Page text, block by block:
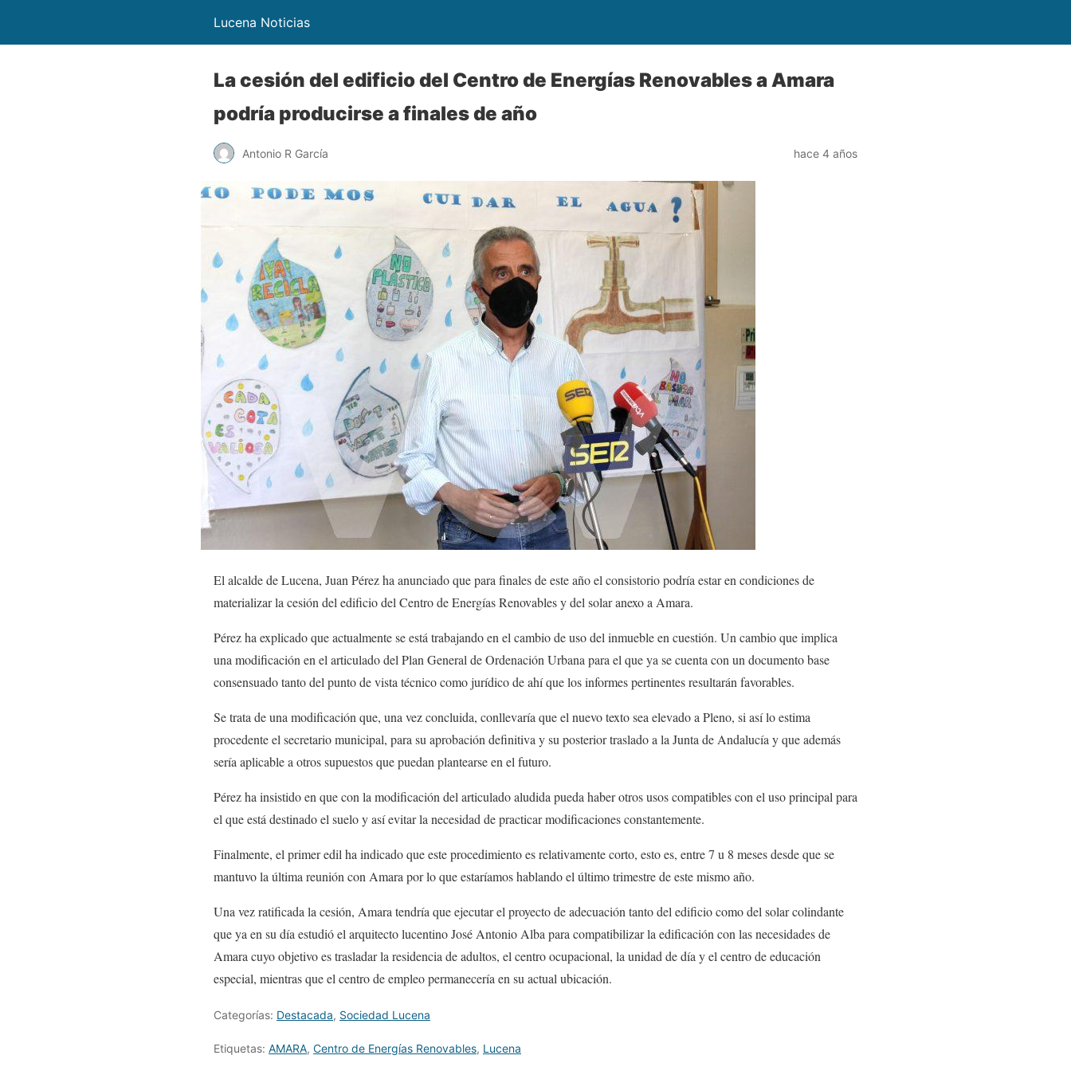
Lucena Noticias
La cesión del edificio del Centro de Energías Renovables a Amara
podría producirse a finales de año
Antonio R García hace 4 años
El alcalde de Lucena, Juan Pérez ha anunciado que para finales de este año el consistorio podría estar en condiciones de
materializar la cesión del edificio del Centro de Energías Renovables y del solar anexo a Amara.
Pérez ha explicado que actualmente se está trabajando en el cambio de uso del inmueble en cuestión. Un cambio que implica
una modificación en el articulado del Plan General de Ordenación Urbana para el que ya se cuenta con un documento base
consensuado tanto del punto de vista técnico como jurídico de ahí que los informes pertinentes resultarán favorables.
Se trata de una modificación que, una vez concluida, conllevaría que el nuevo texto sea elevado a Pleno, si así lo estima
procedente el secretario municipal, para su aprobación definitiva y su posterior traslado a la Junta de Andalucía y que además
sería aplicable a otros supuestos que puedan plantearse en el futuro.
Pérez ha insistido en que con la modificación del articulado aludida pueda haber otros usos compatibles con el uso principal para
el que está destinado el suelo y así evitar la necesidad de practicar modificaciones constantemente.
Finalmente, el primer edil ha indicado que este procedimiento es relativamente corto, esto es, entre 7 u 8 meses desde que se
mantuvo la última reunión con Amara por lo que estaríamos hablando el último trimestre de este mismo año.
Una vez ratificada la cesión, Amara tendría que ejecutar el proyecto de adecuación tanto del edificio como del solar colindante
que ya en su día estudió el arquitecto lucentino José Antonio Alba para compatibilizar la edificación con las necesidades de
Amara cuyo objetivo es trasladar la residencia de adultos, el centro ocupacional, la unidad de día y el centro de educación
especial, mientras que el centro de empleo permanecería en su actual ubicación.
Categorías: Destacada, Sociedad Lucena
Etiquetas: AMARA, Centro de Energías Renovables, Lucena